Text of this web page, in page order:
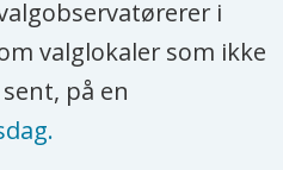
i
valglokaler som ikke
på en